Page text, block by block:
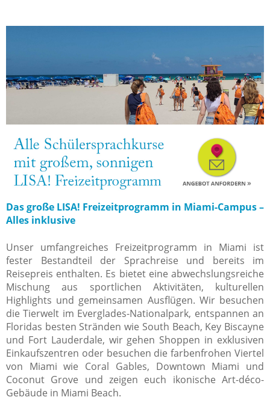
Das große LISA! Freizeitprogramm in Miami-Campus –
Alles inklusive
Unser umfangreiches Freizeitprogramm in Miami ist
fester Bestandteil der Sprachreise und bereits im
Reisepreis enthalten. Es bietet eine abwechslungsreiche
Mischung aus sportlichen Aktivitäten, kulturellen
Highlights und gemeinsamen Ausflügen. Wir besuchen
die Tierwelt im Everglades-Nationalpark, entspannen an
Floridas besten Stränden wie South Beach, Key Biscayne
und Fort Lauderdale, wir gehen Shoppen in exklusiven
Einkaufszentren oder besuchen die farbenfrohen Viertel
von Miami wie Coral Gables, Downtown Miami und
Coconut Grove und zeigen euch ikonische Art-déco-
Gebäude in Miami Beach.